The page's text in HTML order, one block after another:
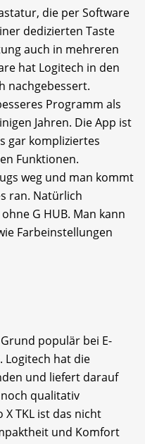
die per Software
dedizierten Taste
auch in mehreren
hat Logitech in den
nachgebessert.
Programm als
Jahren. Die App ist
gar kompliziertes
Funktionen.
weg und man kommt
ran. Natürlich
G HUB. Man kann
Farbeinstellungen
populär bei E-
Logitech hat die
und liefert darauf
qualitativ
TKL ist das nicht
und Komfort